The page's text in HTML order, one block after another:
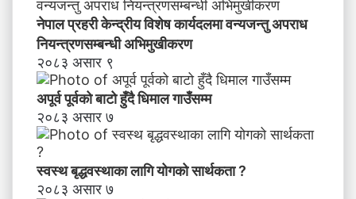
नेपाल प्रहरी केन्द्रीय विशेष कार्यदलमा वन्यजन्तु अपराध
नियन्त्रणसम्बन्धी अभिमुखीकरण
२०८३ असार ९
अपूर्व पूर्वको बाटो हुँदै धिमाल गाउँसम्म
२०८३ असार ७
स्वस्थ बृद्धवस्थाका लागि योगको सार्थकता ?
२०८३ असार ७